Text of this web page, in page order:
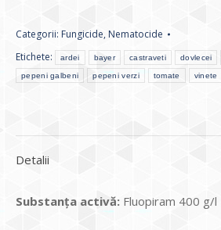
Categorii: Fungicide, Nematocide
Etichete:
ardei bayer castraveti dovlecei
pepeni galbeni pepeni verzi tomate vinete
Detalii
Substanţa activă: Fluopiram 400 g/l